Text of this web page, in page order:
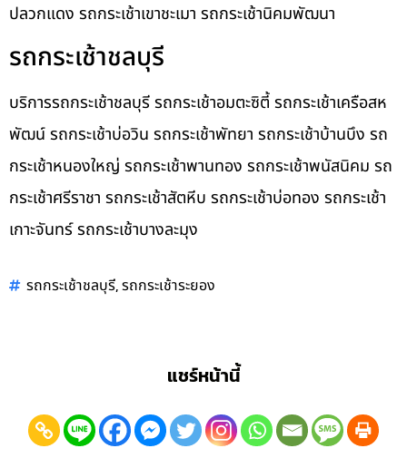
ปลวกแดง รถกระเช้าเขาชะเมา รถกระเช้านิคมพัฒนา
รถกระเช้าชลบุรี
บริการรถกระเช้าชลบุรี รถกระเช้าอมตะซิตี้ รถกระเช้าเครือสห
พัฒน์ รถกระเช้าบ่อวิน รถกระเช้าพัทยา รถกระเช้าบ้านบึง รถ
กระเช้าหนองใหญ่ รถกระเช้าพานทอง รถกระเช้าพนัสนิคม รถ
กระเช้าศรีราชา รถกระเช้าสัตหีบ รถกระเช้าบ่อทอง รถกระเช้า
เกาะจันทร์ รถกระเช้าบางละมุง
รถกระเช้าชลบุรี,รถกระเช้าระยอง
แชร์หน้านี้